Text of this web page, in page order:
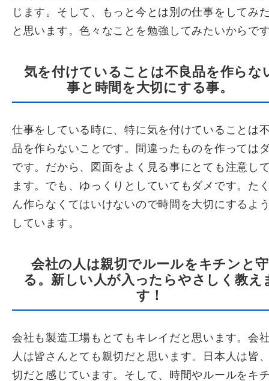
じます。そして、もっと今とは別の仕事をしてみ
と思います。色々なことを勉強してみたいからで
気を付けていることは不良品を作らな
事と時間を大切にする事。
仕事をしている時に、特に気を付けていることは
品を作らないことです。間違ったものを作っては
です。だから、図面をよく見る事にとても注意し
ます。でも、ゆっくりとしていてもダメです。た
ん作らなくてはいけないので時間を大切にするよ
しています。
会社の人は親切でルールをキチンと守
る。新しい人が入ったらやさしく教え
す！
会社も製造工場もとてもキレイだと思います。会
人は皆さんとても親切だと思います。日本人は皆
切だと感じています。そして、時間やルールをキ